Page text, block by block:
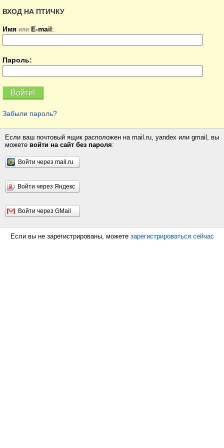
ВХОД НА ПТИЧКУ
Имя или E-mail:
Пароль:
Забыли пароль?
Если ваш почтовый ящик расположен на mail.ru, yandex или gmail, вы
можете войти на сайт без пароля:
Войти через mail.ru
Войти через Яндекс
Войти через GMail
Если вы не зарегистрированы, можете зарегистрироваться сейчас